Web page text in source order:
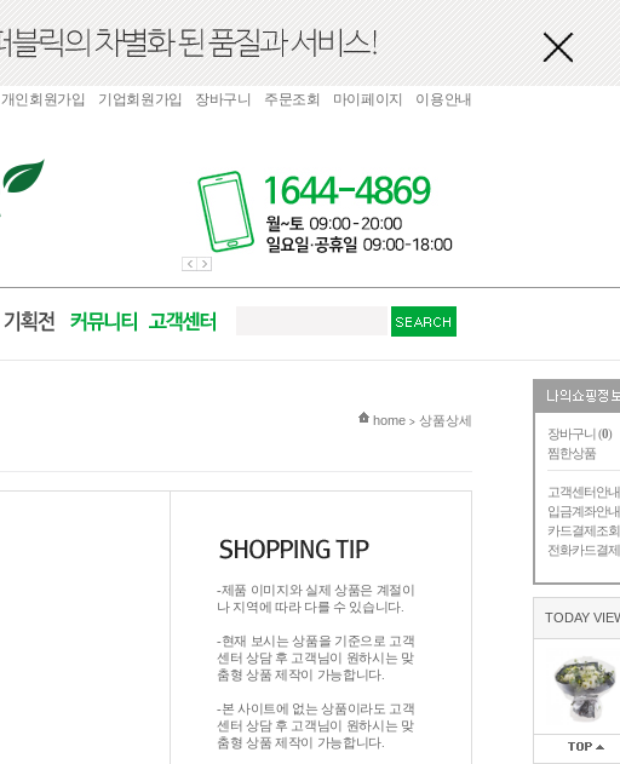
장바구니 (0)
찜한상품
고객센터안내
입금계좌안내
카드결제조회
전화카드결제
TODAY
개인회원가입 기업회원가입 장바구니 주문조회 마이페이지 이용안내
현재 위치
home > 상품상세
-제품 이미지와 실제 상품은 계절이
나 지역에 따라 다를 수 있습니다.
-현재 보시는 상품을 기준으로 고객
센터 상담 후 고객님이 원하시는 맞
춤형 상품 제작이 가능합니다.
-본 사이트에 없는 상품이라도 고객
센터 상담 후 고객님이 원하시는 맞
춤형 상품 제작이 가능합니다.